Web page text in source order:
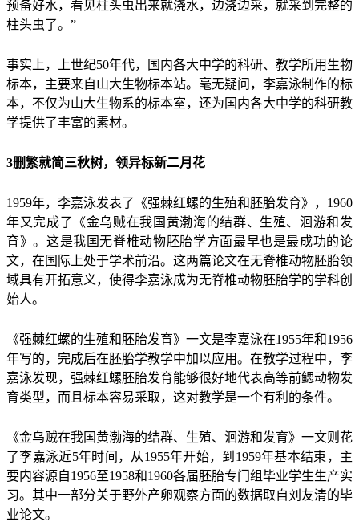
预备好水，看见柱头虫出来就浇水，边浇边采，就采到完整的
柱头虫了。”
事实上，上世纪50年代，国内各大中学的科研、教学所用生物
标本，主要来自山大生物标本站。毫无疑问，李嘉泳制作的标
本，不仅为山大生物系的标本室，还为国内各大中学的科研教
学提供了丰富的素材。
3删繁就简三秋树，领异标新二月花
1959年，李嘉泳发表了《强棘红螺的生殖和胚胎发育》，1960
年又完成了《金乌贼在我国黄渤海的结群、生殖、洄游和发
育》。这是我国无脊椎动物胚胎学方面最早也是最成功的论
文，在国际上处于学术前沿。这两篇论文在无脊椎动物胚胎领
域具有开拓意义，使得李嘉泳成为无脊椎动物胚胎学的学科创
始人。
《强棘红螺的生殖和胚胎发育》一文是李嘉泳在1955年和1956
年写的，完成后在胚胎学教学中加以应用。在教学过程中，李
嘉泳发现，强棘红螺胚胎发育能够很好地代表高等前鳃动物发
育类型，而且标本容易采取，这对教学是一个有利的条件。
《金乌贼在我国黄渤海的结群、生殖、洄游和发育》一文则花
了李嘉泳近5年时间，从1955年开始，到1959年基本结束，主
要内容源自1956至1958和1960各届胚胎专门组毕业学生生产实
习。其中一部分关于野外产卵观察方面的数据取自刘友清的毕
业论文。